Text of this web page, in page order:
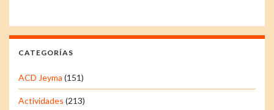
CATEGORÍAS
ACD Jeyma (151)
Actividades (213)